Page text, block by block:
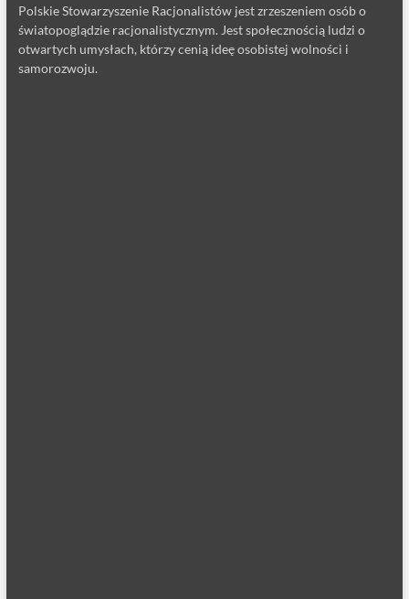
Polskie Stowarzyszenie Racjonalistów jest zrzeszeniem osób o
światopoglądzie racjonalistycznym. Jest społecznością ludzi o
otwartych umysłach, którzy cenią ideę osobistej wolności i
samorozwoju.